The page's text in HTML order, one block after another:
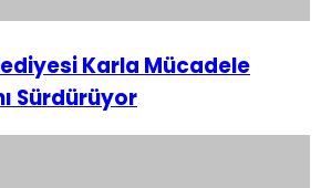
Karla Mücadele
Sürdürüyor